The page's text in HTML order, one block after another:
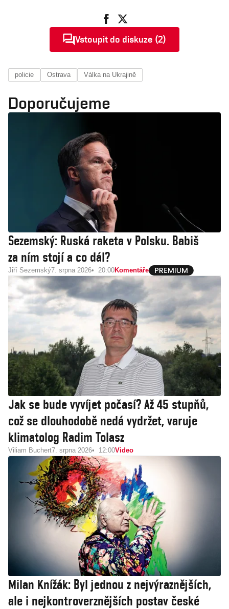
Vstoupit do diskuze (2)
policie Ostrava Válka na Ukrajině
Doporučujeme
Sezemský: Ruská raketa v Polsku. Babiš
za ním stojí a co dál?
Jiří Sezemský7. srpna 2026 20:00Komentáře
Jak se bude vyvíjet počasí? Až 45 stupňů,
což se dlouhodobě nedá vydržet, varuje
klimatolog Radim Tolasz
Viliam Buchert7. srpna 2026 12:00Video
Milan Knížák: Byl jednou z nejvýraznějších,
ale i nejkontroverznějších postav české